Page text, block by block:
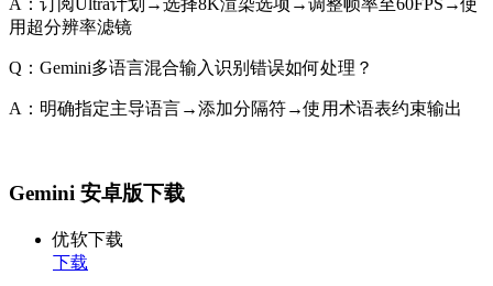
A：订阅Ultra计划→选择8K渲染选项→调整帧率至60FPS→使
用超分辨率滤镜
Q：Gemini多语言混合输入识别错误如何处理？
A：明确指定主导语言→添加分隔符→使用术语表约束输出
Gemini 安卓版下载
优软下载
下载